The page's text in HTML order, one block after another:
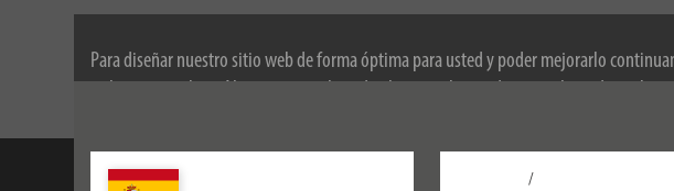
Para diseñar nuestro sitio web de forma óptima para usted y poder mejorarlo
/